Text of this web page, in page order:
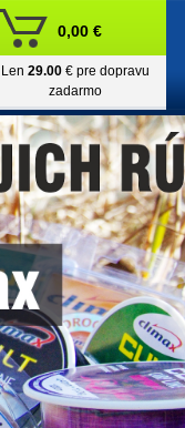
0,00 €
Len 29.00€ pre dopravu
zadarmo